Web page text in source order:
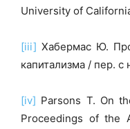
University of
[iii] Хабермас Ю.
капитализма / пер. с
[iv] Parsons T. On
Proceedings of the